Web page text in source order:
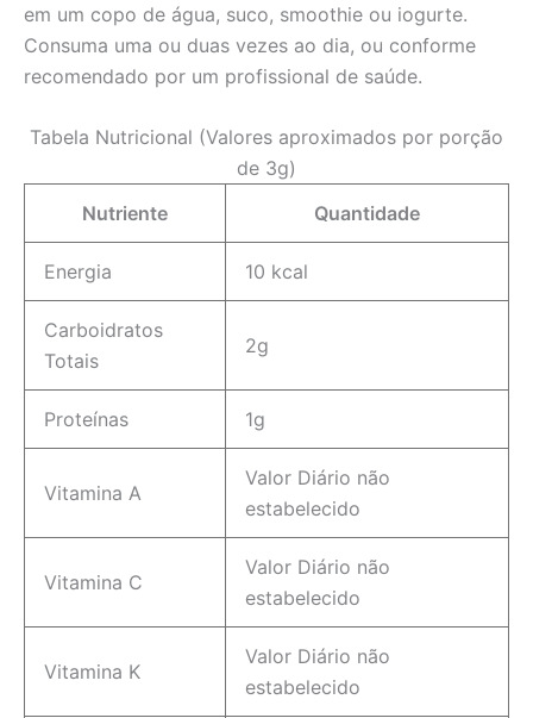
em um copo de água, suco, smoothie ou iogurte.
Consuma uma ou duas vezes ao dia, ou conforme
recomendado por um profissional de saúde.
Tabela Nutricional (Valores aproximados por porção
de 3g)
Nutriente
Quantidade
Energia 10 kcal
Carboidratos
Totais
2g
Proteínas 1g
Vitamina A
Valor Diário não
estabelecido
Vitamina C
Valor Diário não
estabelecido
Vitamina K
Valor Diário não
estabelecido